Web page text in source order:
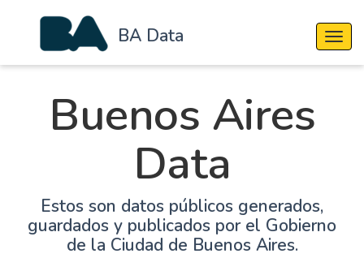
BA Data
Buenos Aires
Data
Estos son datos públicos generados,
guardados y publicados por el Gobierno
de la Ciudad de Buenos Aires.